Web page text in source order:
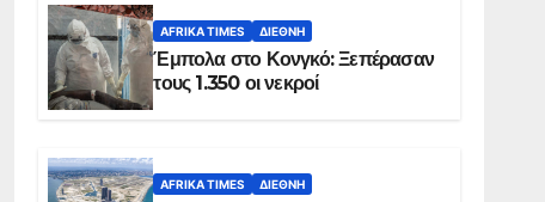
AFRIKA TIMES ΔΙΕΘΝΉ
Έμπολα στο Κονγκό: Ξεπέρασαν
τους 1.350 οι νεκροί
AFRIKA TIMES ΔΙΕΘΝΉ